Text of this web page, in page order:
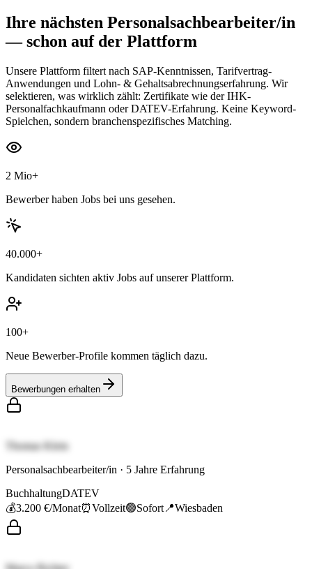
Ihre nächsten Personalsachbearbeiter/in
— schon auf der Plattform
Unsere Plattform filtert nach SAP-Kenntnissen, Tarifvertrag-
Anwendungen und Lohn- & Gehaltsabrechnungserfahrung. Wir
selektieren, was wirklich zählt: Zertifikate wie der IHK-
Personalfachkaufmann oder DATEV-Erfahrung. Keine Keyword-
Spielchen, sondern branchenspezifisches Matching.
2 Mio+
Bewerber haben Jobs bei uns gesehen.
40.000+
Kandidaten sichten aktiv Jobs auf unserer Plattform.
100+
Neue Bewerber-Profile kommen täglich dazu.
Bewerbungen erhalten
Thomas Klein
Personalsachbearbeiter/in · 5 Jahre Erfahrung
BuchhaltungDATEV
💰3.200 €/Monat⏰Vollzeit🟢Sofort 📍Wiesbaden